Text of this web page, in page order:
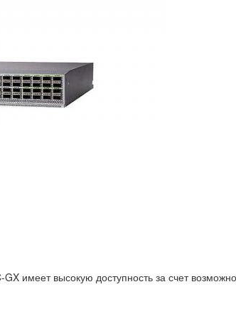
имеет высокую доступность за счет